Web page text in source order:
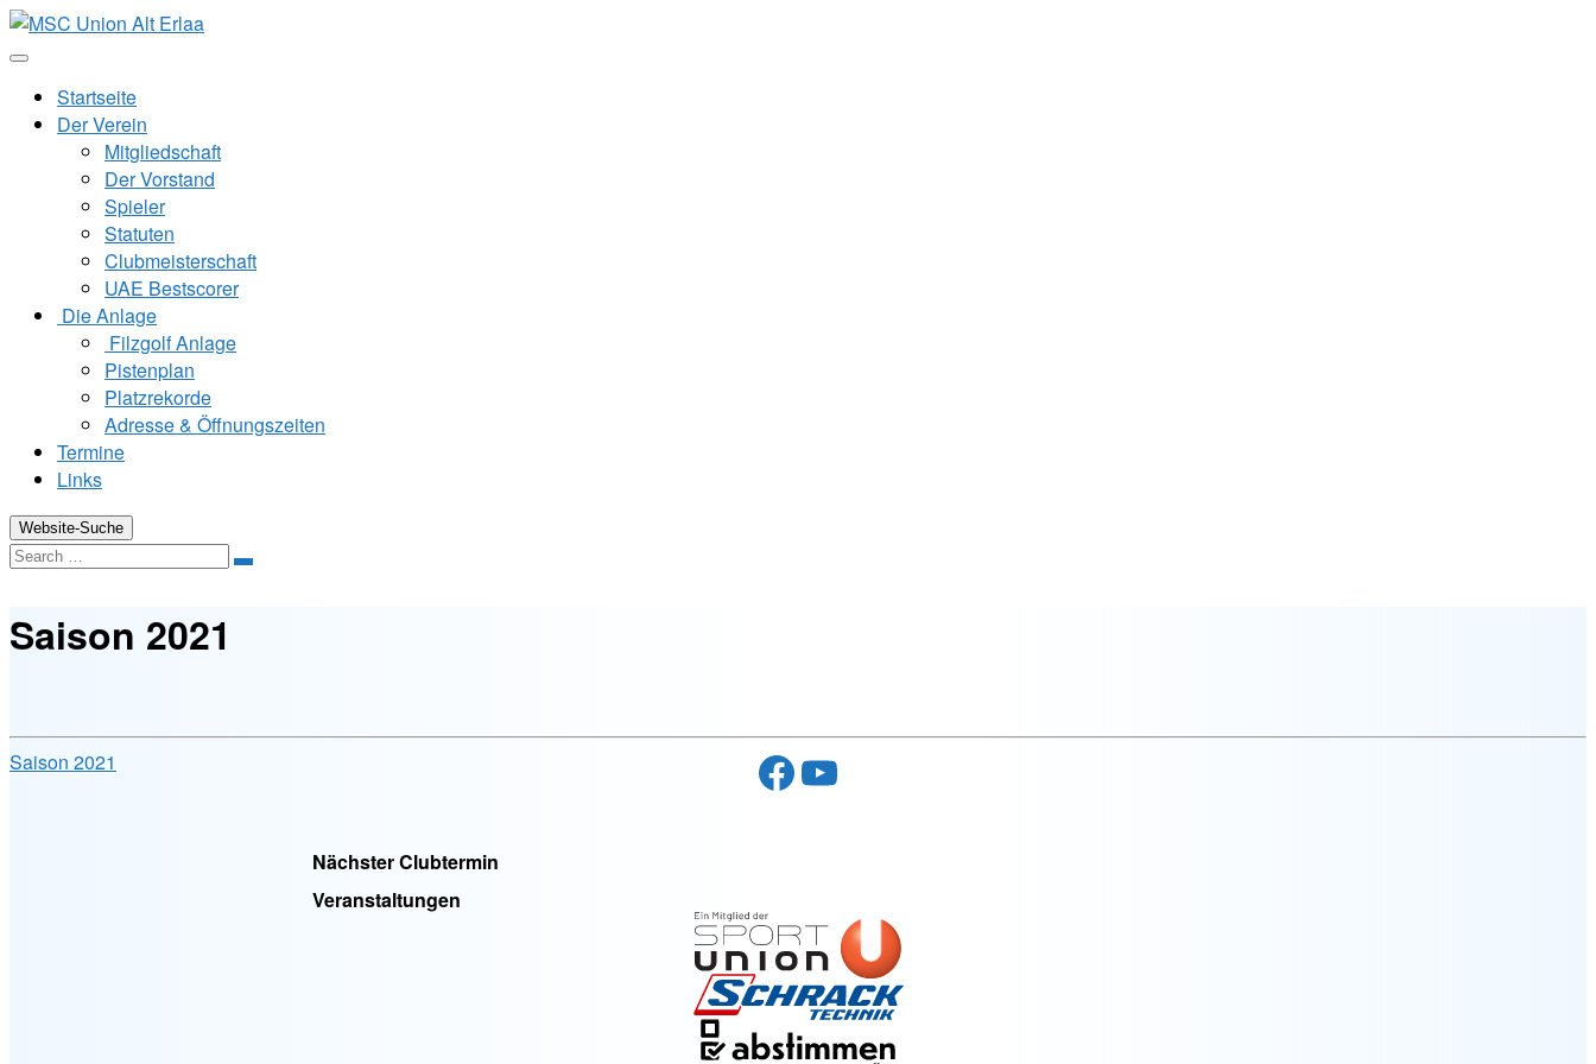
Zum
Inhalt
Startseite
Der Verein
Mitgliedschaft
Der Vorstand
Spieler
Statuten
Clubmeisterschaft
UAE Bestscorer
Die Anlage
Filzgolf Anlage
Pistenplan
Platzrekorde
Adresse & Öffnungszeiten
Termine
Links
Website-Suche
Search
Saison 2021
Saison 2021 Facebook
YouTube
Nächster Clubtermin
Veranstaltungen